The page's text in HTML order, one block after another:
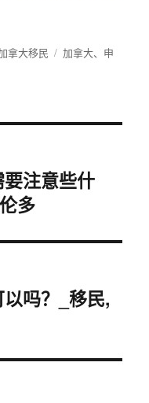
拿大移民
标
加拿大、 申
注意些什
多
吗？_移民,